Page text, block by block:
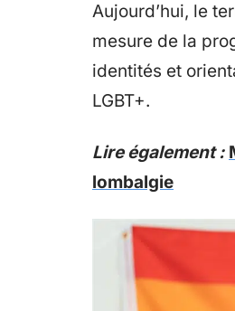
Aujourd’hui, le
mesure de la
identités et
LGBT+.
Lire également :
lombalgie